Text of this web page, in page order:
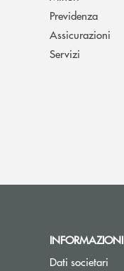
Previdenza
Assicurazioni
Servizi
INFORMAZIONI
Dati societari